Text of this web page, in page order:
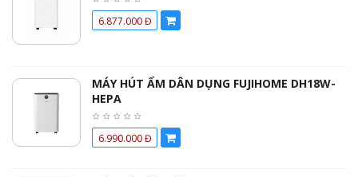
6.877.000 Đ
MÁY HÚT ẨM DÂN DỤNG FUJIHOME DH18W-
HEPA
6.990.000 Đ